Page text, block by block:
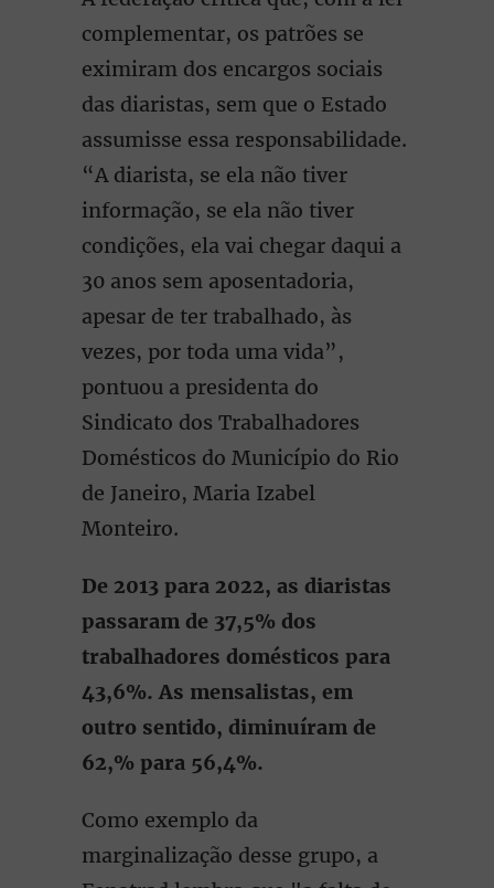
complementar, os patrões se
eximiram dos encargos sociais
das diaristas, sem que o Estado
assumisse essa responsabilidade.
“A diarista, se ela não tiver
informação, se ela não tiver
condições, ela vai chegar daqui a
30 anos sem aposentadoria,
apesar de ter trabalhado, às
vezes, por toda uma vida”,
pontuou a presidenta do
Sindicato dos Trabalhadores
Domésticos do Município do Rio
de Janeiro, Maria Izabel
Monteiro.
De 2013 para 2022, as diaristas
passaram de 37,5% dos
trabalhadores domésticos para
43,6%. As mensalistas, em
outro sentido, diminuíram de
62,% para 56,4%.
Como exemplo da
marginalização desse grupo, a